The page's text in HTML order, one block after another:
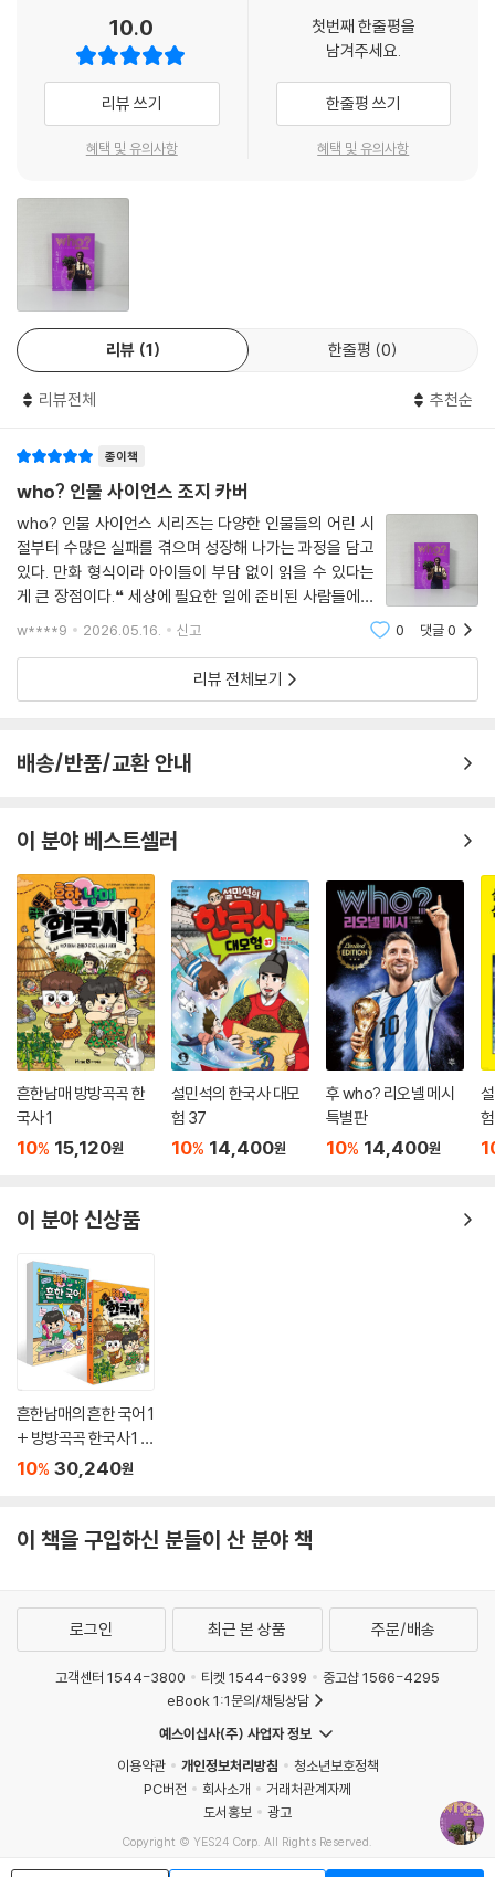
지금까지도 사람들은 아름다운 세상을 만들기 위해 노력한 조지 카버의 따
뜻한 마음을 기억하고 있습니다. 가난한 흑인 노예의 아들 조지 카버가 진
리를 탐구하는 과학자가 되어, 세상에 희망을 뿌린 것입니다.
통합지식+ 코너에서는 조지 카버의 성공 열쇠와 조지 카버 당시의 미국 사
지식을 만날 수 있습니다. 인물의 이야기를 따라가며 자연스럽게 역사, 문
어린이 진로 탐색 코너는 자기 이해와 직업 세계 이해, 진로 설계 등 진로
탐색 단계별 활동을 담았습니다. 조지 카버의 생애를 통해 ‘식물학자’의 직
업 세계를 더 깊이 이해하고 독자 스스로 자신의 진로를 탐색해 볼 수 있도
록 해 줍니다.
10.0
리뷰 쓰기
혜택 및 유의사항
첫번째 한줄평을
남겨주세요.
한줄평 쓰기
혜택 및 유의사항
리뷰 1 한줄평 0
리뷰전체 추천순
종이책
who? 인물 사이언스 조지 카버
who? 인물 사이언스 시리즈는 다양한 인물들의 어린 시
절부터 수많은 실패를 겪으며 성장해 나가는 과정을 담고
있다. 만화 형식이라 아이들이 부담 없이 읽을 수 있다는
게 큰 장점이다.❝ 세상에 필요한 일에 준비된 사람들에게
는 언제나 충분한 기회가 생긴다. ❞ 태어날 때부터 흑인이
한계를 극복하고 흑인에게 희망의 등불이
w****9 2026.05.16. 신고 0 댓글0
리뷰 전체보기
배송/반품/교환 안내
이 분야 베스트셀러
흔한남매 방방곡곡 한
국사 1
10% 15,120원
설민석의 한국사 대모
험 37
10% 14,400원
후 who? 리오넬 메시
특별판
10% 14,400원
이 분야 신상품
흔한남매의 흔한 국어 1
+ 방방곡곡 한국사 1 세
트
10% 30,240원
이 책을 구입하신 분들이 산 분야 책
로그인 최근 본 상품 주문/배송
고객센터 1544-3800 티켓 1544-6399
중고샵 1566-4295
eBook 1:1문의/채팅상담
예스이십사(주) 사업자 정보
이용약관
개인정보처리방침
청소년보호정책
PC버전
회사소개
거래처관계자께
도서홍보
광고
Copyright © YES24 Corp. All Rights Reserved.